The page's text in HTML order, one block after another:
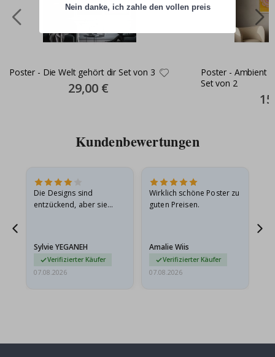
Poster - Die Welt gehört dir Set von 3
Special
Price
29,00 €
Poster - Ambient
Set von 2
Kundenbewertungen
Die Designs sind
entzückend, aber sie
sie…
Sylvie YEGANEH
Verifizierter Käufer
07.08.2026
Wirklich schöne Poster zu
guten Preisen.
Amalie Wiis
Verifizierter Käufer
07.08.2026
Nein danke, ich zahle den vollen preis